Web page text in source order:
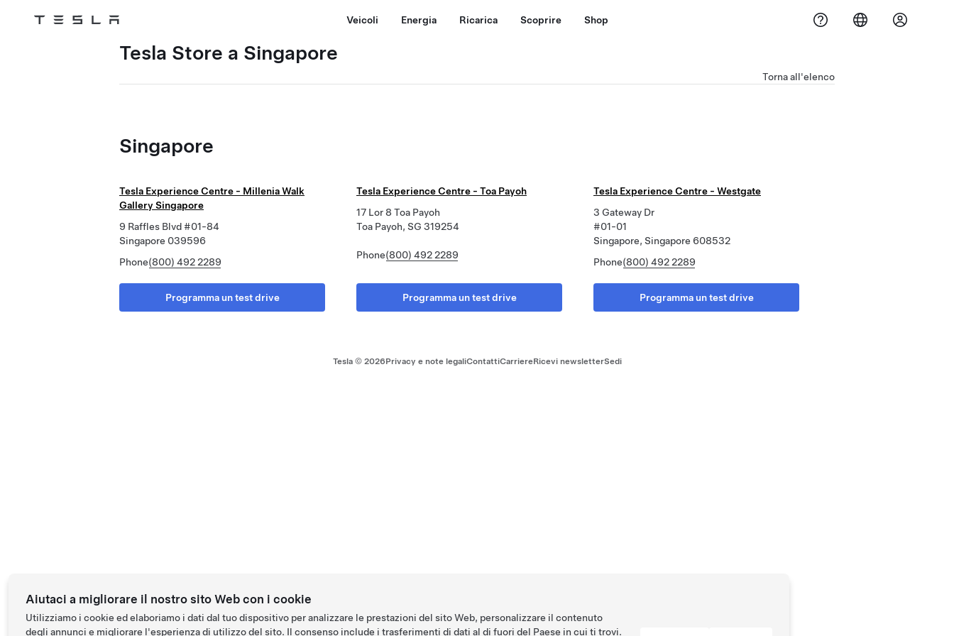
Tesla Veicoli Energia Ricarica Scoprire Shop
Tesla Store a Singapore
Torna all'elenco
Singapore
Tesla Experience Centre - Millenia Walk
Gallery Singapore
9 Raffles Blvd #01-84
Singapore 039596
Phone(800) 492 2289
Programma un test drive
Tesla Experience Centre - Toa Payoh
17 Lor 8 Toa Payoh
Toa Payoh, SG 319254
Phone(800) 492 2289
Programma un test drive
Tesla Experience Centre - Westgate
3 Gateway Dr
#01-01
Singapore, Singapore 608532
Phone(800) 492 2289
Programma un test drive
Tesla © 2026Privacy e note legaliContattiCarriereRicevi newsletterSedi
Aiutaci a migliorare il nostro sito Web con i cookie
Utilizziamo i cookie ed elaboriamo i dati dal tuo dispositivo per analizzare le prestazioni del sito Web, personalizzare il contenuto
degli annunci e migliorare l'esperienza di utilizzo del sito. Il consenso include i trasferimenti di dati al di fuori del Paese in cui ti trovi.